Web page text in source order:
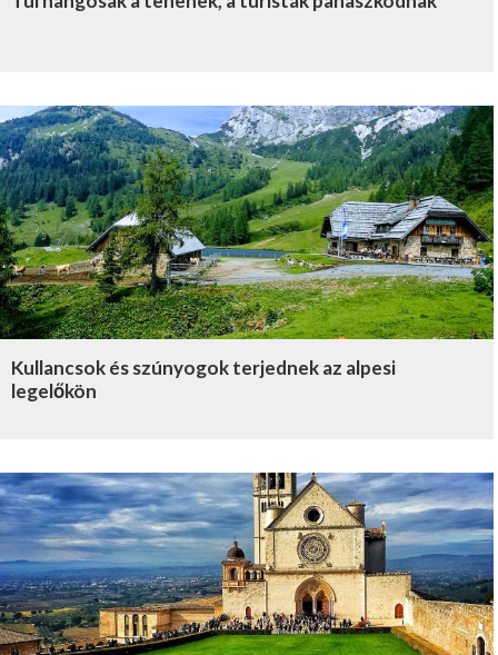
Kullancsok és szúnyogok terjednek az alpesi
legelőkön